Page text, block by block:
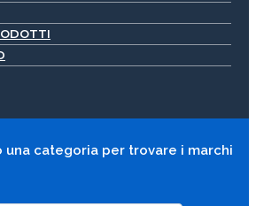
una categoria per trovare i marchi